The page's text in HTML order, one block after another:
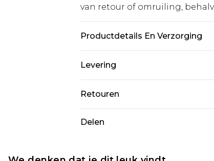
van retour of omruiling,
Productdetails En Verzorging
Levering
Standaardlevering Nederland
Expressdienst Nederland
Retouren
wordt gebracht op uw
Delen